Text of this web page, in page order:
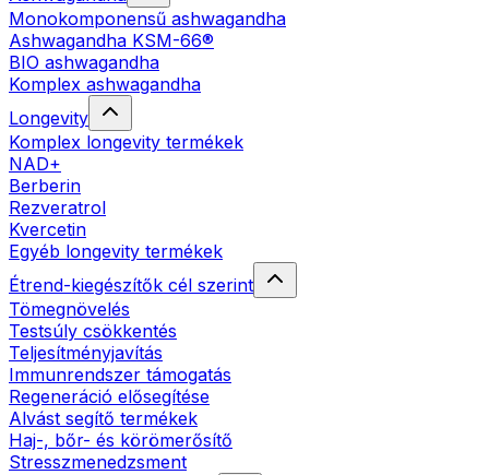
Monokomponensű ashwagandha
Ashwagandha KSM-66®
BIO ashwagandha
Komplex ashwagandha
Longevity
Komplex longevity termékek
NAD+
Berberin
Rezveratrol
Kvercetin
Egyéb longevity termékek
Étrend-kiegészítők cél szerint
Tömegnövelés
Testsúly csökkentés
Teljesítményjavítás
Immunrendszer támogatás
Regeneráció elősegítése
Alvást segítő termékek
Haj-, bőr- és körömerősítő
Stresszmenedzsment